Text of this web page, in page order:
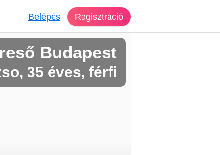
Belépés Regisztráció
Budapest
35 éves, férfi